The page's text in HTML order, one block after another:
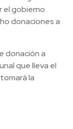
el gobierno
donaciones a
donación a
que lleva el
la